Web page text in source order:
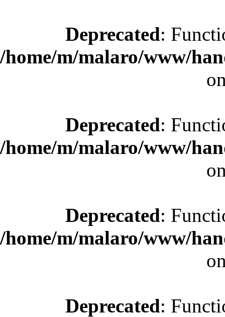
Deprecated:
/home/m/malaro/www/
Deprecated:
/home/m/malaro/www/
Deprecated:
/home/m/malaro/www/
Deprecated: